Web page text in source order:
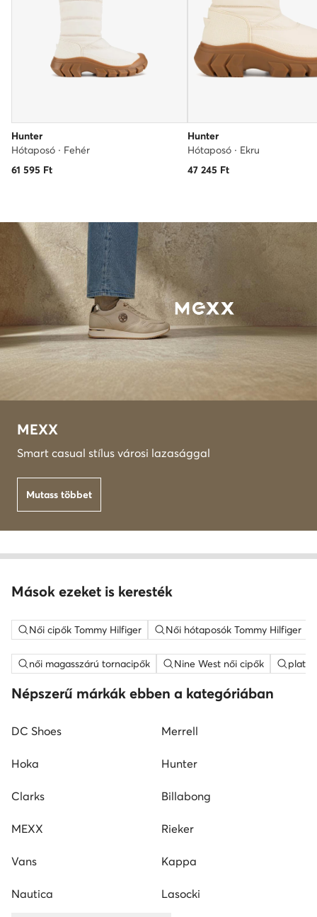
Hunter
Hótaposó · Fehér
61 595 Ft
Hunter
Hótaposó · Ekru
47 245 Ft
MEXX
Smart casual stílus városi lazasággal
Mutass többet
Mások ezeket is keresték
Női cipők Tommy Hilfiger Női hótaposók Tommy Hilfiger
női magasszárú tornacipők Nine West női cipők
Népszerű márkák ebben a kategóriában
DC Shoes Merrell
Hoka Hunter
Clarks Billabong
MEXX Rieker
Vans Kappa
Nautica Lasocki